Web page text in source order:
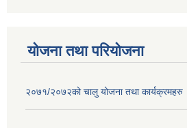
योजना तथा परियोजना
२०७१/२०७२को चालु योजना तथा कार्यक्रमहरु